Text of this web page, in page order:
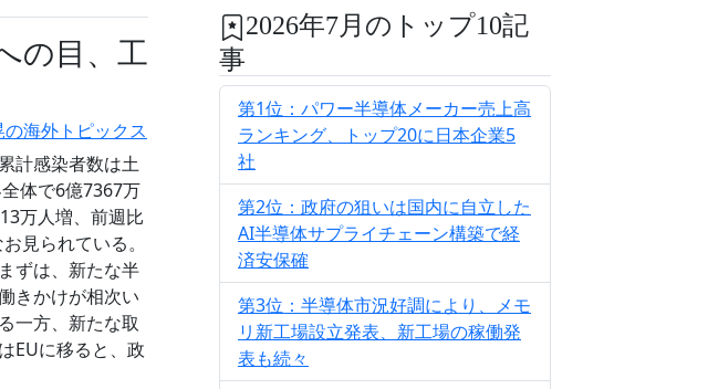
の目、工
海外トピックス
計感染者数は土
体で6億7367万
万人増、前週比
見られている。
ずは、新たな半
きかけが相次い
一方、新たな取
EUに移ると、政
2026年7月のトップ10記
事
第1位：パワー半導体メーカー売上高
ランキング、トップ20に日本企業5
社
第2位：政府の狙いは国内に自立した
AI半導体サプライチェーン構築で経
済安保確
第3位：半導体市況好調により、メモ
リ新工場設立発表、新工場の稼働発
表も続々